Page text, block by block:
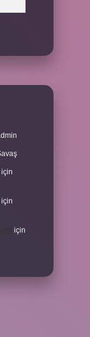
için
için
için